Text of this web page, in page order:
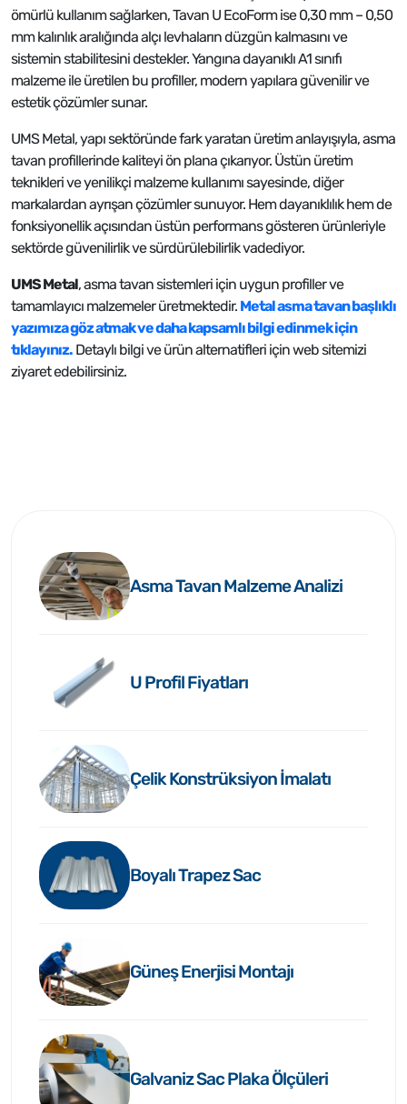
ömürlü kullanım sağlarken, Tavan U EcoForm ise 0,30 mm – 0,50
mm kalınlık aralığında alçı levhaların düzgün kalmasını ve
sistemin stabilitesini destekler. Yangına dayanıklı A1 sınıfı
malzeme ile üretilen bu profiller, modern yapılara güvenilir ve
estetik çözümler sunar.
UMS Metal, yapı sektöründe fark yaratan üretim anlayışıyla, asma
tavan profillerinde kaliteyi ön plana çıkarıyor. Üstün üretim
teknikleri ve yenilikçi malzeme kullanımı sayesinde, diğer
markalardan ayrışan çözümler sunuyor. Hem dayanıklılık hem de
fonksiyonellik açısından üstün performans gösteren ürünleriyle
sektörde güvenilirlik ve sürdürülebilirlik vadediyor.
UMS Metal, asma tavan sistemleri için uygun profiller ve
tamamlayıcı malzemeler üretmektedir​. Metal asma tavan başlıklı
yazımıza göz atmak ve daha kapsamlı bilgi edinmek için
tıklayınız. Detaylı bilgi ve ürün alternatifleri için web sitemizi
ziyaret edebilirsiniz.
Asma Tavan Malzeme Analizi
U Profil Fiyatları
Çelik Konstrüksiyon İmalatı
Boyalı Trapez Sac
Güneş Enerjisi Montajı
Galvaniz Sac Plaka Ölçüleri